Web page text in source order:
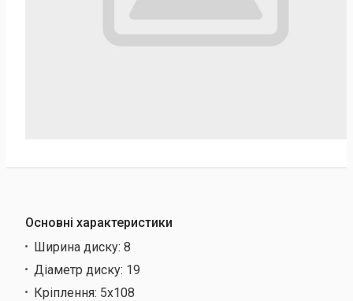
Основні характеристики
Ширина диску: 8
Діаметр диску: 19
Кріплення: 5х108